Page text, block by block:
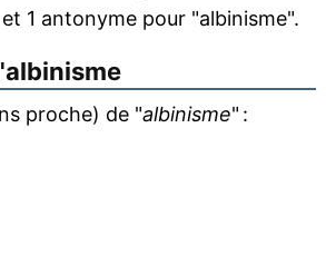
1 antonyme pour "albinisme".
albinisme
proche) de "albinisme" :